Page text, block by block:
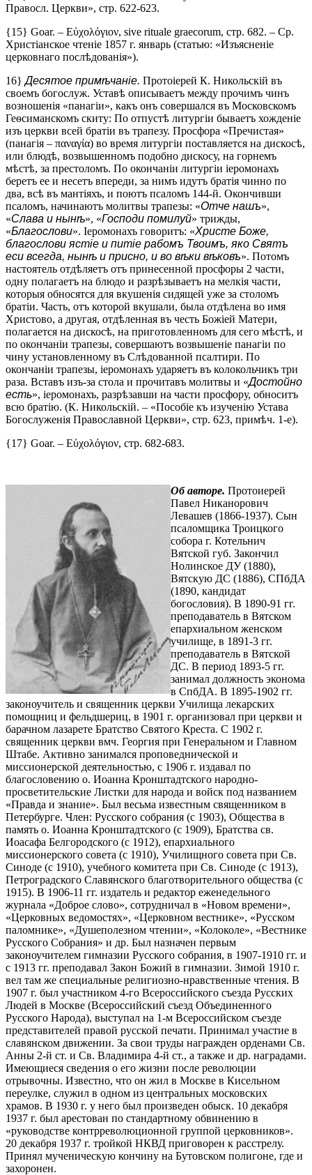
Правосл. Церкви», стр. 622-623.
{15} Goar. – Εὐχολόγιον, sive rituale graecorum, стр. 682. – Ср.
Христіанское чтеніе 1857 г. январь (статью: «Изъясненіе
церковнаго послѣдованія»).
16}Десятое примѣчаніе. Протоіерей К. Никольскій въ
своемъ богослуж. Уставѣ описываетъ между прочимъ чинъ
возношенія «панагіи», какъ онъ совершался въ Московскомъ
Геѳсиманскомъ скиту: По отпустѣ литургіи бываетъ хожденіе
изъ церкви всей братіи въ трапезу. Просфора «Пречистая»
(панагія – παναγία) во время литургіи поставляется на дискосѣ,
или блюдѣ, возвышенномъ подобно дискосу, на горнемъ
мѣстѣ, за престоломъ. По окончаніи литургіи іеромонахъ
беретъ ее и несетъ впереди, за нимъ идутъ братія чинно по
два, всѣ въ мантіяхъ, и поютъ псаломъ 144-й. Окончивши
псаломъ, начинаютъ молитвы трапезы: «Отче нашъ»,
«Слава и нынѣ», «Господи помилуй» трижды,
«Благослови». Іеромонахъ говоритъ: «Христе Боже,
благослови ястіе и питіе рабомъ Твоимъ, яко Святъ
еси всегда, нынѣ и присно, и во вѣки вѣковъ». Потомъ
настоятель отдѣляетъ отъ принесенной просфоры 2 части,
одну полагаетъ на блюдо и разрѣзываетъ на мелкія части,
которыя обносятся для вкушенія сидящей уже за столомъ
братіи. Часть, отъ которой вкушали, была отдѣлена во имя
Христово, а другая, отдѣленная въ честь Божіей Матери,
полагается на дискосѣ, на приготовленномъ для сего мѣстѣ, и
по окончаніи трапезы, совершаютъ возвышеніе панагіи по
чину установленному въ Слѣдованной псалтири. По
окончаніи трапезы, іеромонахъ ударяетъ въ колокольчикъ три
раза. Вставъ изъ-за стола и прочитавъ молитвы и «Достойно
есть», іеромонахъ, разрѣзавши на части просфору, обноситъ
всю братію. (К. Никольскій. – «Пособіе къ изученію Устава
Богослуженія Православной Церкви», стр. 623, примѣч. 1-е).
{17} Goar. – Εὐχολόγιον, стр. 682-683.
Об авторе. Протоиерей
Павел Никанорович
Левашев (1866-1937). Сын
псаломщика Троицкого
собора г. Котельнич
Вятской губ. Закончил
Нолинское ДУ (1880),
Вятскую ДС (1886), СПбДА
(1890, кандидат
богословия). В 1890-91 гг.
преподаватель в Вятском
епархиальном женском
училище, в 1891-3 гг.
преподаватель в Вятской
ДС. В период 1893-5 гг.
занимал должность эконома
в СпбДА. В 1895-1902 гг.
законоучитель и священник церкви Училища лекарских
помощниц и фельдшериц, в 1901 г. организовал при церкви и
барачном лазарете Братство Святого Креста. С 1902 г.
священник церкви вмч. Георгия при Генеральном и Главном
Штабе. Активно занимался проповеднической и
миссионерской деятельностью, с 1906 г. издавал по
благословению о. Иоанна Кронштадтского народно-
просветительские Листки для народа и войск под названием
«Правда и знание». Был весьма известным священником в
Петербурге. Член: Русского собрания (с 1903), Общества в
память о. Иоанна Кронштадтского (c 1909), Братства св.
Иоасафа Белгородского (с 1912), епархиального
миссионерского совета (с 1910), Училищного совета при Св.
Синоде (с 1910), учебного комитета при Св. Синоде (с 1913),
Петроградского Славянского благотворительного общества (с
1915). В 1906-11 гг. издатель и редактор еженедельного
журнала «Доброе слово», сотрудничал в «Новом времени»,
«Церковных ведомостях», «Церковном вестнике», «Русском
паломнике», «Душеполезном чтении», «Колоколе», «Вестнике
Русского Собрания» и др. Был назначен первым
законоучителем гимназии Русского собрания, в 1907-1910 гг. и
с 1913 гг. преподавал Закон Божий в гимназии. Зимой 1910 г.
вел там же специальные религиозно-нравственные чтения. В
1907 г. был участником 4-го Всероссийского съезда Русских
Людей в Москве (Всероссийский съезд Объединенного
Русского Народа), выступал на 1-м Всероссийском съезде
представителей правой русской печати. Принимал участие в
славянском движении. За свои труды награжден орденами Св.
Анны 2-й ст. и Св. Владимира 4-й ст., а также и др. наградами.
Имеющиеся сведения о его жизни после революции
отрывочны. Известно, что он жил в Москве в Кисельном
переулке, служил в одном из центральных московских
храмов. В 1930 г. у него был произведен обыск. 10 декабря
1937 г. был арестован по стандартному обвинению в
«руководстве контрреволюционной группой церковников».
20 декабря 1937 г. тройкой НКВД приговорен к расстрелу.
Принял мученическую кончину на Бутовском полигоне, где и
захоронен.